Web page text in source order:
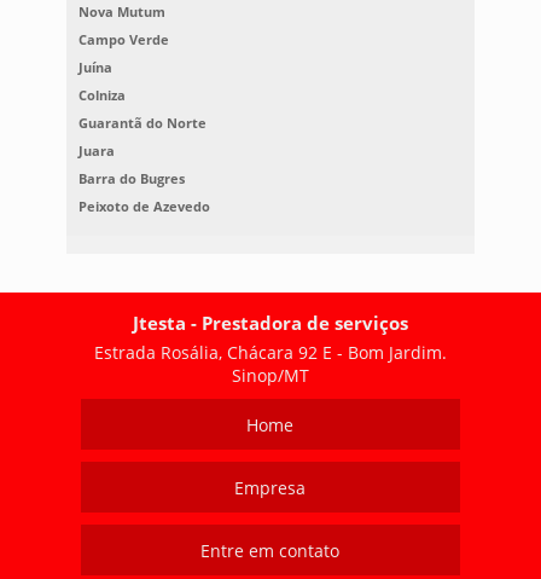
Nova Mutum
Campo Verde
Juína
Colniza
Guarantã do Norte
Juara
Barra do Bugres
Peixoto de Azevedo
Jtesta - Prestadora de serviços
Estrada Rosália, Chácara 92 E - Bom Jardim.
Sinop/MT
Home
Empresa
Entre em contato